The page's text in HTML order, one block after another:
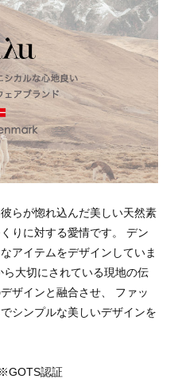
らが惚れ込んだ美しい天然素
りに対する愛情です。 デン
アイテムをデザインしていま
大切にされている現地の伝
ザインと融合させ、 ファッ
シンプルな美しいデザインを
認証